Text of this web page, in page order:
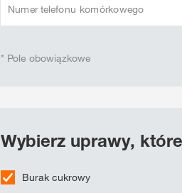
Numer telefonu komórkowego
* Pole obowiązkowe
Wybierz uprawy,
Burak cukrowy